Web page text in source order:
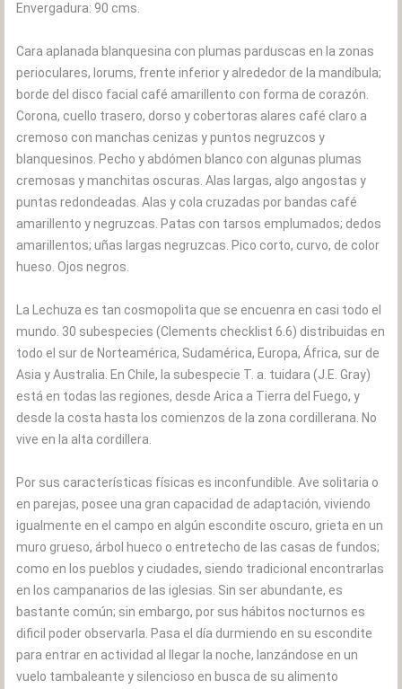
Envergadura: 90 cms.
Cara aplanada blanquesina con plumas parduscas en la zonas
perioculares, lorums, frente inferior y alrededor de la mandíbula;
borde del disco facial café amarillento con forma de corazón.
Corona, cuello trasero, dorso y cobertoras alares café claro a
cremoso con manchas cenizas y puntos negruzcos y
blanquesinos. Pecho y abdómen blanco con algunas plumas
cremosas y manchitas oscuras. Alas largas, algo angostas y
puntas redondeadas. Alas y cola cruzadas por bandas café
amarillento y negruzcas. Patas con tarsos emplumados; dedos
amarillentos; uñas largas negruzcas. Pico corto, curvo, de color
hueso. Ojos negros.
La Lechuza es tan cosmopolita que se encuenra en casi todo el
mundo. 30 subespecies (Clements checklist 6.6) distribuidas en
todo el sur de Norteamérica, Sudamérica, Europa, África, sur de
Asia y Australia. En Chile, la subespecie T. a. tuidara (J.E. Gray)
está en todas las regiones, desde Arica a Tierra del Fuego, y
desde la costa hasta los comienzos de la zona cordillerana. No
vive en la alta cordillera.
Por sus características físicas es inconfundible. Ave solitaria o
en parejas, posee una gran capacidad de adaptación, viviendo
igualmente en el campo en algún escondite oscuro, grieta en un
muro grueso, árbol hueco o entretecho de las casas de fundos;
como en los pueblos y ciudades, siendo tradicional encontrarlas
en los campanarios de las iglesias. Sin ser abundante, es
bastante común; sin embargo, por sus hábitos nocturnos es
dificil poder observarla. Pasa el día durmiendo en su escondite
para entrar en actividad al llegar la noche, lanzándose en un
vuelo tambaleante y silencioso en busca de su alimento